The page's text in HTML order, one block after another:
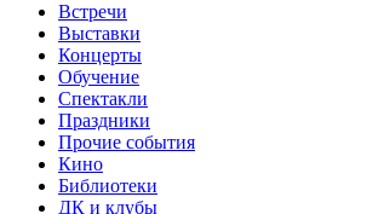
Встречи
Выставки
Концерты
Обучение
Спектакли
Праздники
Прочие события
Кино
Библиотеки
ДК и клубы